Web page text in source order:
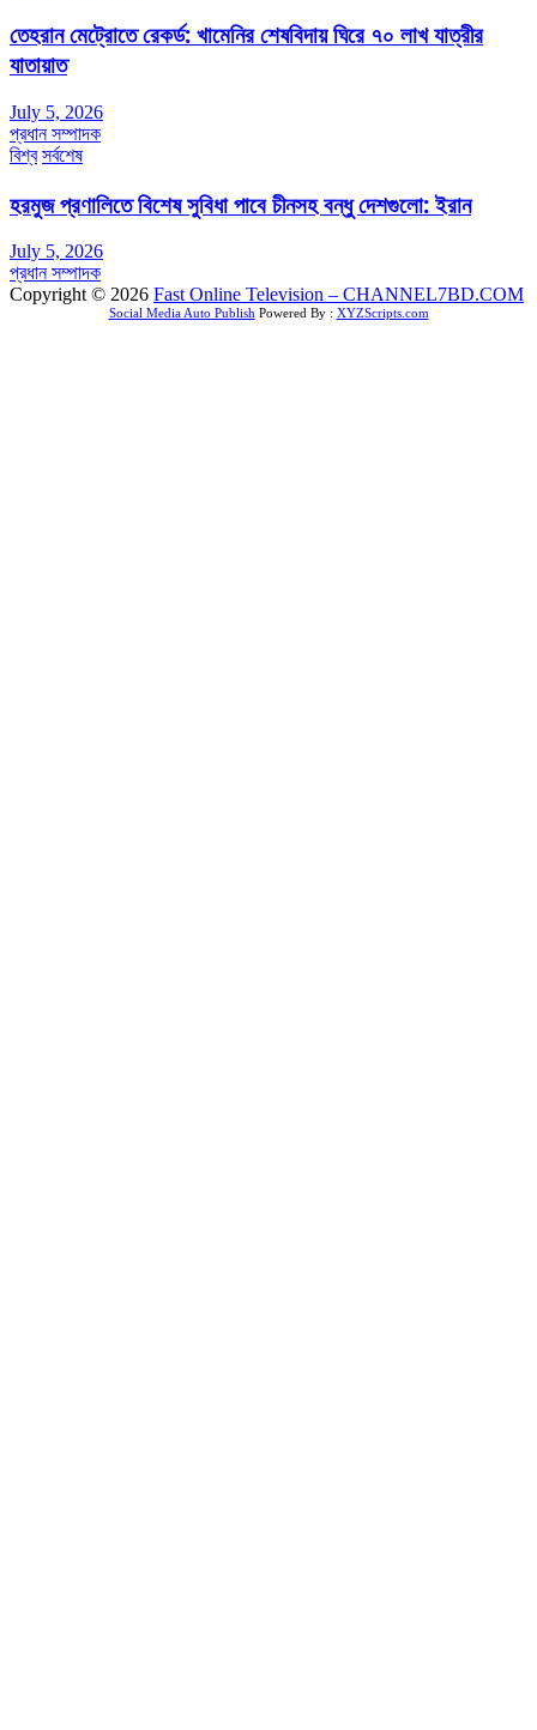
তেহরান মেট্রোতে রেকর্ড: খামেনির শেষবিদায় ঘিরে ৭০ লাখ যাত্রীর
যাতায়াত
July 5, 2026
প্রধান সম্পাদক
বিশ্ব সর্বশেষ
হরমুজ প্রণালিতে বিশেষ সুবিধা পাবে চীনসহ বন্ধু দেশগুলো: ইরান
July 5, 2026
প্রধান সম্পাদক
Copyright © 2026 Fast Online Television – CHANNEL7BD.COM
Social Media Auto Publish Powered By : XYZScripts.com